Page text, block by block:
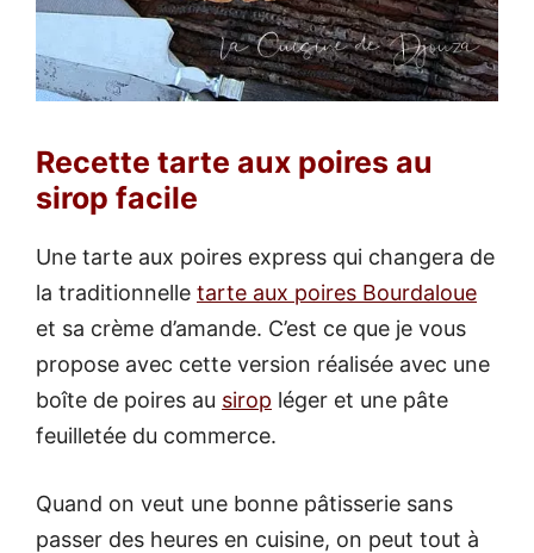
Recette tarte aux poires au
sirop facile
Une tarte aux poires express qui changera de
la traditionnelle tarte aux poires Bourdaloue
et sa crème d’amande. C’est ce que je vous
propose avec cette version réalisée avec une
boîte de poires au sirop léger et une pâte
feuilletée du commerce.
Quand on veut une bonne pâtisserie sans
passer des heures en cuisine, on peut tout à